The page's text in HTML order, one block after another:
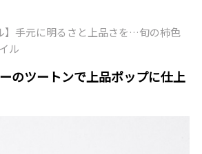
】手元に明るさと上品さを…旬の柿色
ル
のツートンで上品ポップに仕上